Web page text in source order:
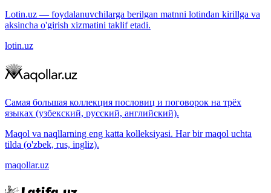
Lotin.uz — foydalanuvchilarga berilgan matnni lotindan kirillga va
aksincha o'girish xizmatini taklif etadi.
lotin.uz
Самая большая коллекция пословиц и поговорок на трёх
языках (узбекский, русский, английский).
Maqol va naqllarning eng katta kolleksiyasi. Har bir maqol uchta
tilda (o'zbek, rus, ingliz).
maqollar.uz